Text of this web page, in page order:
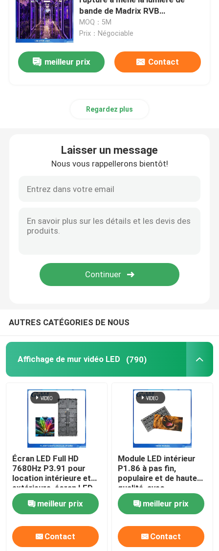
Mur vidéo LED transparent
Mur visuel extérieur de LED
Affichage LED à pas fin
Lumières de pixel LED
bande de Madrix RVB
polychrome
MOQ：5M
Prix：Négociable
meilleur prix Contact
Regardez plus
Laisser un message
Nous vous rappellerons bientôt!
AUTRES CATÉGORIES DE NOUS
Affichage de mur vidéo LED (790)
Écran LED Full HD
7680Hz P3.91 pour
location intérieure et
extérieure, écran LED
de scène couleur
meilleur prix
Contact
Module LED intérieur
P1.86 à pas fin,
populaire et de haute
qualité, avec
conception
magnétique pour une
installation facile au
mur
meilleur prix
Contact
est le prix CAF sur votre Hotsale Led Soft